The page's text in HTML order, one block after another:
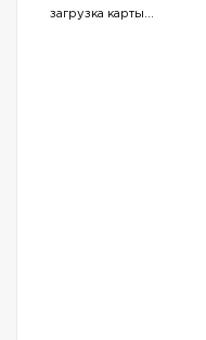
загрузка карты...